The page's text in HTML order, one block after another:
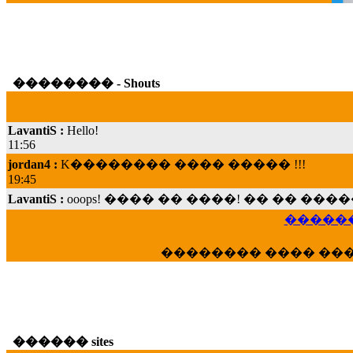
�������� - Shouts
11:56
jordan4 :
19:45
LavantiS :
���; ���� ��� ��� �������� ����
veronica :E���� 2012 ��� ����� ���
�������� ����
������ sites